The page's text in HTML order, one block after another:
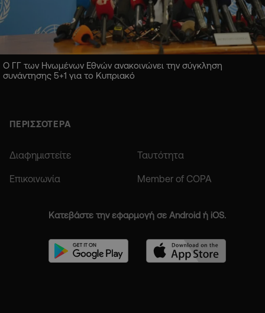
Ο ΓΓ των Ηνωμένων Εθνών ανακοινώνει την σύγκληση
συνάντησης 5+1 για το Κυπριακό
ΠΕΡΙΣΣΟΤΕΡΑ
Διαφημιστείτε Ταυτότητα
Επικοινωνία Member of COPA
Κατεβάστε την εφαρμογή σε Android ή iOS.